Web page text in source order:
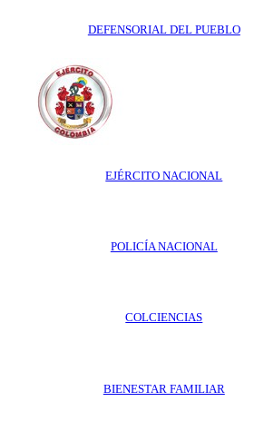
DEFENSORIAL DEL PUEBLO
EJÉRCITO NACIONAL
POLICÍA NACIONAL
COLCIENCIAS
BIENESTAR FAMILIAR